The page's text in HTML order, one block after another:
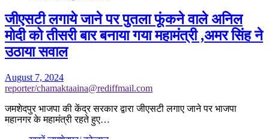
जीएसटी लगाये जाने पर पुतला फूंकने वाले अनिल
मोदी को तीसरी बार बनाया गया महामंत्री ,अमर सिंह ने
उठाया सवाल
August 7, 2024
reporter/chamaktaaina@rediffmail.com
जमशेदपुर भाजपा की केंद्र सरकार द्वारा जीएसटी लगाए जाने पर भाजपा
महानगर के महामंत्री रहते हुए…